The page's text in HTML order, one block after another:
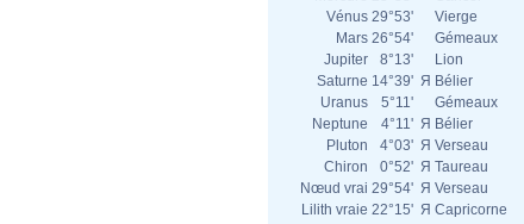
Vénus 29°53'
Vierge
Mars 26°54'
Gémeaux
Jupiter
8°13'
Lion
Saturne 14°39' Я Bélier
Uranus
5°11'
Gémeaux
Neptune
4°11' Я Bélier
Pluton
4°03' Я Verseau
Chiron
0°52' Я Taureau
Nœud vrai 29°54' Я Verseau
Lilith vraie 22°15' Я Capricorne